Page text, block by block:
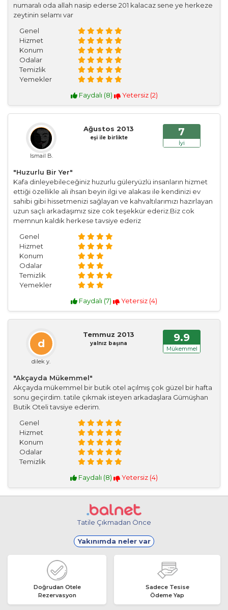
numaralı oda allah nasip ederse 201 kalacaz sene ye herkeze
zeytinin selamı var
Genel
Hizmet
Konum
Odalar
Temizlik
Yemekler
Faydalı (8) Yetersiz (2)
Ismail B.
Ağustos 2013
eşi ile birlikte 7
İyi
"Huzurlu Bir Yer"
Kafa dinleyebileceğiniz huzurlu güleryüzlü insanların hizmet
ettiği özellikle ali ihsan beyin ilgi ve alakası ile kendinizi ev
sahibi gibi hissetmenizi sağlayan ve kahvaltılarımızı hazırlayan
uzun saçlı arkadaşımız size cok teşekkür ederiz.Biz cok
memnun kaldık herkese tavsiye ederiz
Genel
Hizmet
Konum
Odalar
Temizlik
Yemekler
Faydalı (7) Yetersiz (4)
d
dilek y.
Temmuz 2013
yalnız başına 9.9
Mükemmel
"Akçayda Mükemmel"
Akçayda mükemmel bir butik otel açılmış çok güzel bir hafta
sonu geçirdim. tatile çıkmak isteyen arkadaşlara Gümüşhan
Butik Oteli tavsiye ederim.
Genel
Hizmet
Konum
Odalar
Temizlik
Faydalı (8) Yetersiz (4)
Tatile Çıkmadan Önce
Yakınımda neler var
Doğrudan Otele
Rezervasyon
Sadece Tesise
Ödeme Yap